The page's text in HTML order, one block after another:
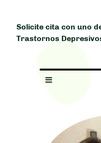
Solicite cita con uno
Trastornos